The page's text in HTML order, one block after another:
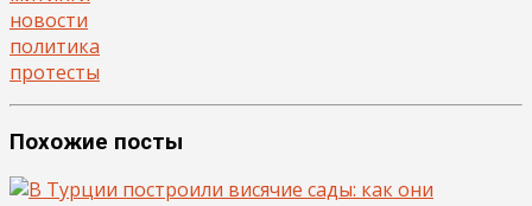
новости
политика
протесты
Похожие посты